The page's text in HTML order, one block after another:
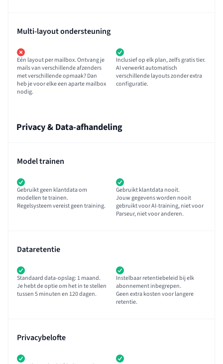
Multi-layout ondersteuning
Eén layout per mailbox. Ontvang je
mails van verschillende afzenders
met verschillende opmaak? Dan
heb je voor elke een aparte mailbox
nodig.
Inclusief op elk plan, zelfs gratis tier.
AI verwerkt automatisch
verschillende layouts zonder extra
configuratie.
Privacy & Data-afhandeling
Model trainen
Gebruikt geen klantdata om
modellen te trainen.
Regelsysteem vereist geen training.
Gebruikt klantdata nooit.
Jouw gegevens worden nooit
gebruikt voor AI-training, niet voor
Parseur, niet voor anderen.
Dataretentie
Standaard data-opslag: 1 maand.
Je hebt de optie om het in te stellen
tussen 5 minuten en 120 dagen.
Instelbaar retentiebeleid bij elk
abonnement inbegrepen.
Geen extra kosten voor langere
retentie.
Privacybelofte